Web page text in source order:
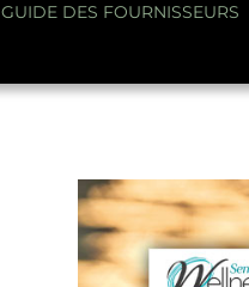
GUIDE DES FOURNISSEURS